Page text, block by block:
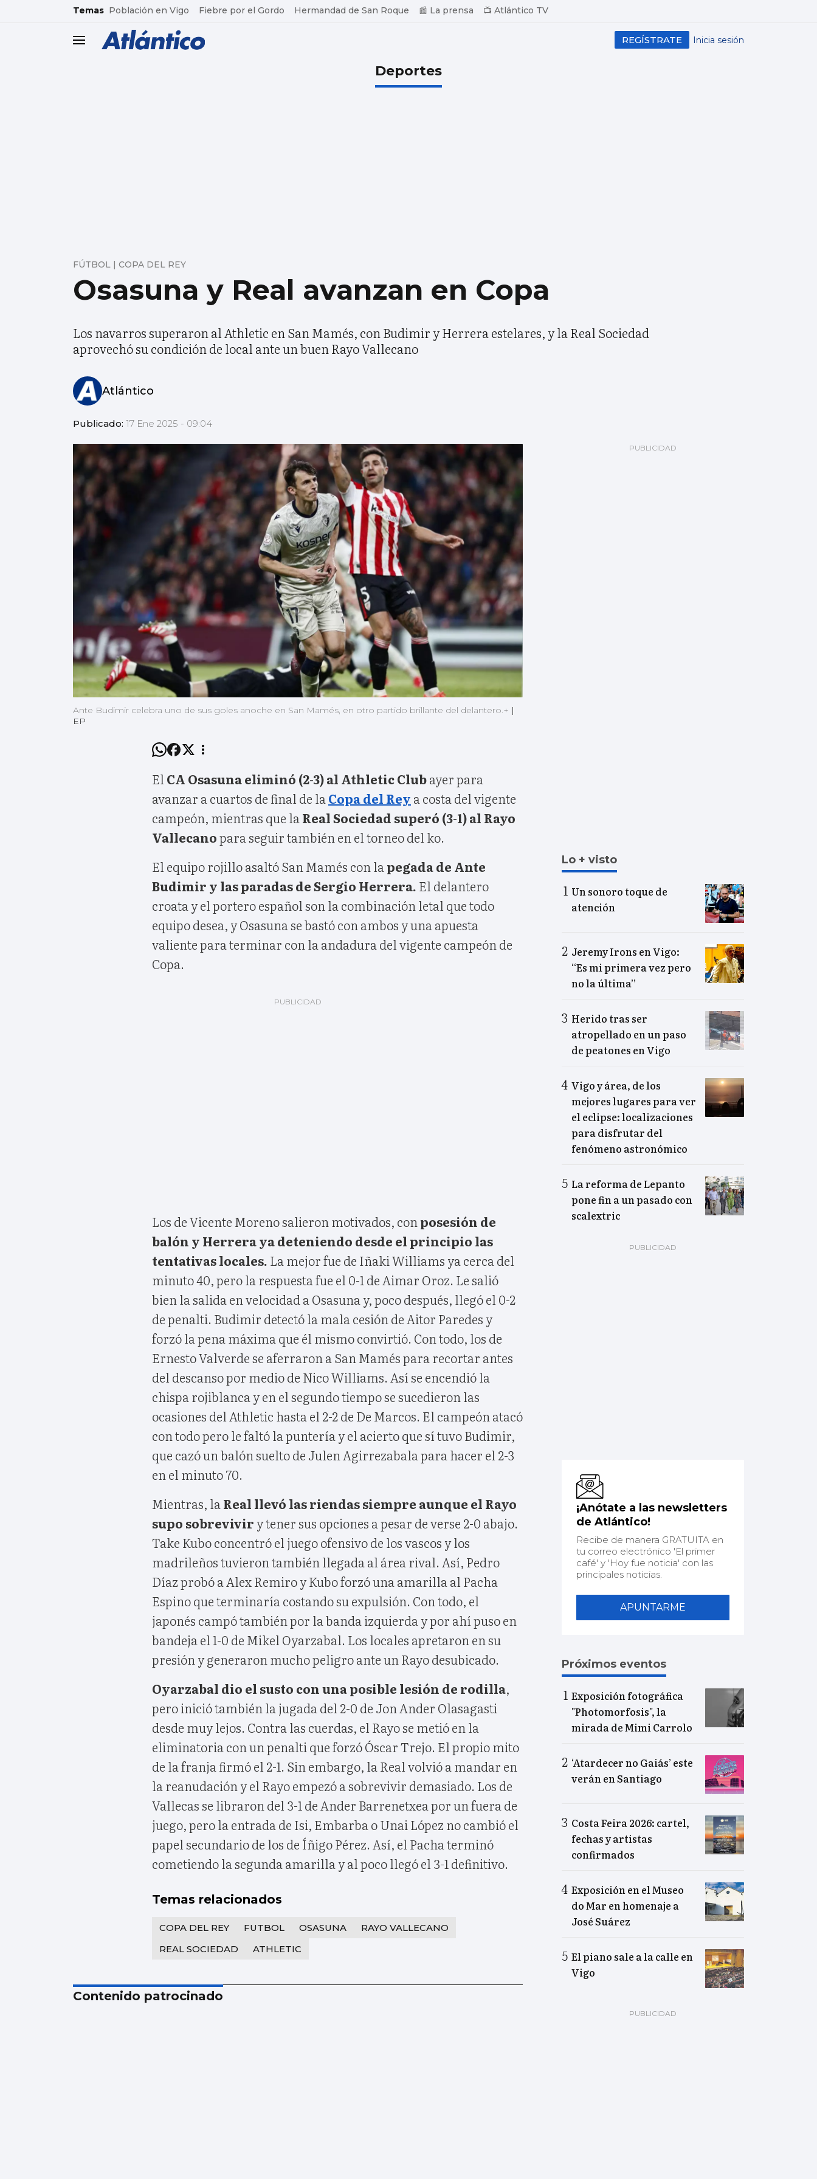
common.go-to-content
Temas Población en Vigo Fiebre por el Gordo Hermandad de San Roque 📰 La prensa 📺 Atlántico TV
header.menu.open Inicia sesión
REGÍSTRATE
Deportes
Osasuna y Real avanzan en Copa
FÚTBOL | COPA DEL REY
Los navarros superaron al Athletic en San Mamés, con Budimir y Herrera estelares, y la Real Sociedad
aprovechó su condición de local ante un buen Rayo Vallecano
Atlántico
Publicado: 17 Ene 2025 - 09:04
Ante Budimir celebra uno de sus goles anoche en San Mamés, en otro partido brillante del delantero.+ |
EP
El CA Osasuna eliminó (2-3) al Athletic Clubayer para
avanzar a cuartos de final de la Copa del Rey a costa del vigente
campeón, mientras que la Real Sociedad superó (3-1) al Rayo
Vallecanopara seguir también en el torneo del ko.
El equipo rojillo asaltó San Mamés con la pegada de Ante
Budimir y las paradas de Sergio Herrera. El delantero
croata y el portero español son la combinación letal que todo
equipo desea, y Osasuna se bastó con ambos y una apuesta
valiente para terminar con la andadura del vigente campeón de
Copa.
Los de Vicente Moreno salieron motivados, con posesión de
balón y Herrera ya deteniendo desde el principio las
tentativas locales. La mejor fue de Iñaki Williams ya cerca del
minuto 40, pero la respuesta fue el 0-1 de Aimar Oroz. Le salió
bien la salida en velocidad a Osasuna y, poco después, llegó el 0-2
de penalti. Budimir detectó la mala cesión de Aitor Paredes y
forzó la pena máxima que él mismo convirtió. Con todo, los de
Ernesto Valverde se aferraron a San Mamés para recortar antes
del descanso por medio de Nico Williams. Así se encendió la
chispa rojiblanca y en el segundo tiempo se sucedieron las
ocasiones del Athletic hasta el 2-2 de De Marcos. El campeón atacó
con todo pero le faltó la puntería y el acierto que sí tuvo Budimir,
que cazó un balón suelto de Julen Agirrezabala para hacer el 2-3
en el minuto 70.
Mientras, la Real llevó las riendas siempre aunque el Rayo
supo sobrevivir y tener sus opciones a pesar de verse 2-0 abajo.
Take Kubo concentró el juego ofensivo de los vascos y los
madrileños tuvieron también llegada al área rival. Así, Pedro
Díaz probó a Alex Remiro y Kubo forzó una amarilla al Pacha
Espino que terminaría costando su expulsión. Con todo, el
japonés campó también por la banda izquierda y por ahí puso en
bandeja el 1-0 de Mikel Oyarzabal. Los locales apretaron en su
presión y generaron mucho peligro ante un Rayo desubicado.
Oyarzabal dio el susto con una posible lesión de rodilla,
pero inició también la jugada del 2-0 de Jon Ander Olasagasti
desde muy lejos. Contra las cuerdas, el Rayo se metió en la
eliminatoria con un penalti que forzó Óscar Trejo. El propio mito
de la franja firmó el 2-1. Sin embargo, la Real volvió a mandar en
la reanudación y el Rayo empezó a sobrevivir demasiado. Los de
Vallecas se libraron del 3-1 de Ander Barrenetxea por un fuera de
juego, pero la entrada de Isi, Embarba o Unai López no cambió el
papel secundario de los de Íñigo Pérez. Así, el Pacha terminó
cometiendo la segunda amarilla y al poco llegó el 3-1 definitivo.
Temas relacionados
COPA DEL REY FUTBOL OSASUNA
RAYO VALLECANO
REAL SOCIEDAD
ATHLETIC
Contenido patrocinado
Lo + visto
Un sonoro toque de
atención
Jeremy Irons en Vigo:
“Es mi primera vez pero
no la última”
Herido tras ser
atropellado en un paso
de peatones en Vigo
Vigo y área, de los
mejores lugares para ver
el eclipse: localizaciones
para disfrutar del
fenómeno astronómico
La reforma de Lepanto
pone fin a un pasado con
scalextric
¡Anótate a las newsletters
de Atlántico!
Recibe de manera GRATUITA en
tu correo electrónico 'El primer
café' y 'Hoy fue noticia' con las
principales noticias.
APUNTARME
Próximos eventos
Exposición fotográfica
"Photomorfosis", la
mirada de Mimi Carrolo
‘Atardecer no Gaiás’ este
verán en Santiago
Costa Feira 2026: cartel,
fechas y artistas
confirmados
Exposición en el Museo
do Mar en homenaje a
José Suárez
El piano sale a la calle en
Vigo